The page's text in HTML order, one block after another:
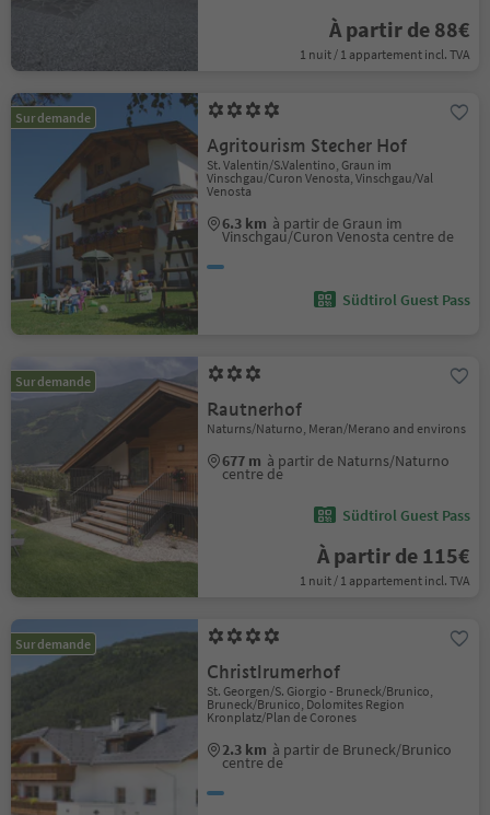
À partir de 88€
1 nuit / 1 appartement incl. TVA
Sur demande
Agritourism Stecher Hof
St. Valentin/S.Valentino, Graun im
Vinschgau/Curon Venosta, Vinschgau/Val
Venosta
6.3 km à partir de Graun im
Vinschgau/Curon Venosta centre de
Südtirol Guest Pass
Sur demande
Rautnerhof
Naturns/Naturno, Meran/Merano and environs
677 m à partir de Naturns/Naturno
centre de
Südtirol Guest Pass
À partir de 115€
1 nuit / 1 appartement incl. TVA
Sur demande
Christlrumerhof
St. Georgen/S. Giorgio - Bruneck/Brunico,
Bruneck/Brunico, Dolomites Region
Kronplatz/Plan de Corones
2.3 km à partir de Bruneck/Brunico
centre de